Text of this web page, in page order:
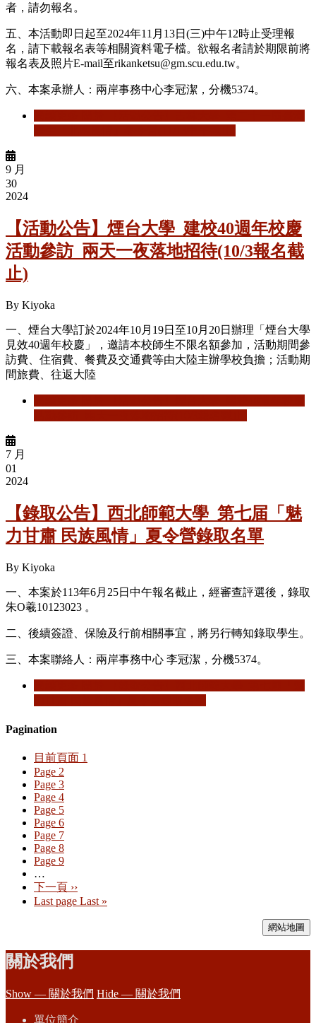
者，請勿報名。
五、本活動即日起至2024年11月13日(三)中午12時止受理報
名，請下載報名表等相關資料電子檔。欲報名者請於期限前將
報名表及照片E-mail至rikanketsu@gm.scu.edu.tw。
六、本案承辦人：兩岸事務中心李冠潔，分機5374。
9 月
30
2024
【活動公告】煙台大學_建校40週年校慶
活動參訪_兩天一夜落地招待(10/3報名截
止)
By Kiyoka
一、 煙台大學訂於2024年10月 19日至10月 20日辦理「煙台大學
見效40週年校慶」，邀請本校師生不限名額參加，活動期間參
訪費、住宿費、餐費及交通費等由大陸主辦學校負擔；活動期
間旅費、往返大陸
7 月
01
2024
【錄取公告】西北師範大學_第七届「魅
力甘肅 民族風情」夏令營錄取名單
By Kiyoka
一、本案於113年6月25日中午報名截止，經審查評選後，錄取
朱O羲10123023 。
二、後續簽證、保險及行前相關事宜，將另行轉知錄取學生。
三、本案聯絡人：兩岸事務中心 李冠潔，分機5374。
Pagination
目前頁面 1
Page 2
Page 3
Page 4
Page 5
Page 6
Page 7
Page 8
Page 9
…
下一頁 ››
Last page Last »
網站地圖
關於我們
Show — 關於我們 Hide — 關於我們
單位簡介